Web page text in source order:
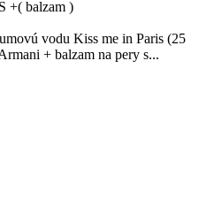
vodu Kiss me in Paris (25
+ balzam na pery s...